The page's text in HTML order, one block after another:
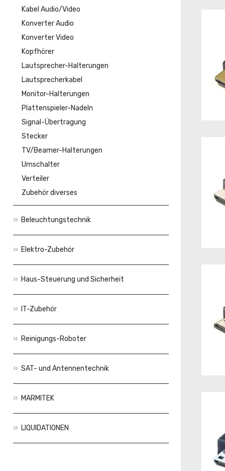
Kabel Audio/Video
Konverter Audio
Konverter Video
Kopfhörer
Lautsprecher-Halterungen
Lautsprecherkabel
Monitor-Halterungen
Plattenspieler-Nadeln
Signal-Übertragung
Stecker
TV/Beamer-Halterungen
Umschalter
Verteiler
Zubehör diverses
Beleuchtungstechnik
Elektro-Zubehör
Haus-Steuerung und Sicherheit
IT-Zubehör
Reinigungs-Roboter
SAT- und Antennentechnik
MARMITEK
LIQUIDATIONEN